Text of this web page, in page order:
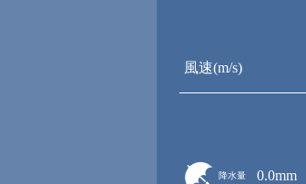
風速(m/s)
降水量 0.0mm